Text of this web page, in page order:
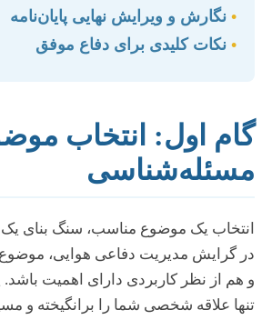
• نگارش و ویرایش نهایی پایان‌نامه
• نکات کلیدی برای دفاع موفق
گام اول: انتخاب
مسئله‌شناسی
انتخاب یک موضوع مناسب، سنگ بنای
در گرایش مدیریت دفاعی هوایی،
و هم از نظر کاربردی دارای اهمیت
تنها علاقه شخصی شما را برانگیخته و